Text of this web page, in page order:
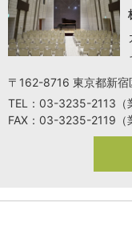
〒162-8716 東京都新
TEL：03-3235-2113（
FAX：03-3235-2119（